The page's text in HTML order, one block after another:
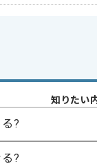
上)
経験
理および品質管理の
の協業経験
知りたい
?
?